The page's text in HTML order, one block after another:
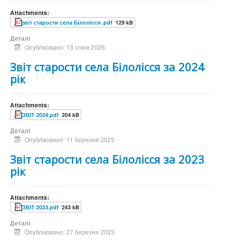
Attachments:
звіт старости села Білолісся .pdf 129 kB
Деталі
Опубліковано: 13 січня 2026
Звіт старости села Білолісся за 2024
рік
Attachments:
ЗВІТ 2024.pdf 204 kB
Деталі
Опубліковано: 11 березня 2025
Звіт старости села Білолісся за 2023
рік
Attachments:
ЗВІТ 2023.pdf 243 kB
Деталі
Опубліковано: 27 березня 2023